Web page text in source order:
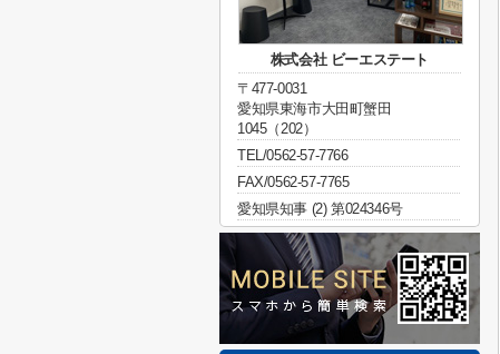
株式会社 ビーエステート
〒477-0031
愛知県東海市大田町蟹田
1045（202）
TEL/0562-57-7766
FAX/0562-57-7765
愛知県知事 (2) 第024346号